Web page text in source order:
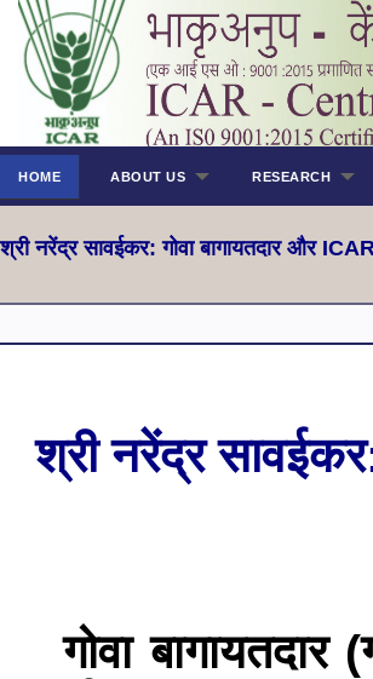
HOME ABOUT US RESEARCH
श्री नरेंद्र सावईकर: गोवा बागायतदार और
श्री नरेंद्र
गोवा